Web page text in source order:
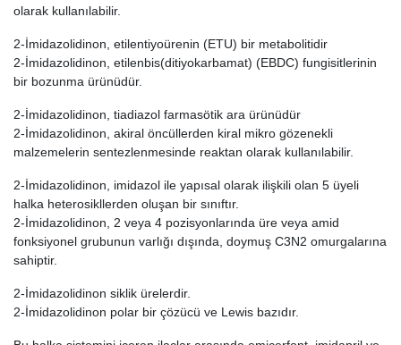
olarak kullanılabilir.
2-İmidazolidinon, etilentiyoürenin (ETU) bir metabolitidir
2-İmidazolidinon, etilenbis(ditiyokarbamat) (EBDC) fungisitlerinin
bir bozunma ürünüdür.
2-İmidazolidinon, tiadiazol farmasötik ara ürünüdür
2-İmidazolidinon, akiral öncüllerden kiral mikro gözenekli
malzemelerin sentezlenmesinde reaktan olarak kullanılabilir.
2-İmidazolidinon, imidazol ile yapısal olarak ilişkili olan 5 üyeli
halka heterosikllerden oluşan bir sınıftır.
2-İmidazolidinon, 2 veya 4 pozisyonlarında üre veya amid
fonksiyonel grubunun varlığı dışında, doymuş C3N2 omurgalarına
sahiptir.
2-İmidazolidinon siklik ürelerdir.
2-İmidazolidinon polar bir çözücü ve Lewis bazıdır.